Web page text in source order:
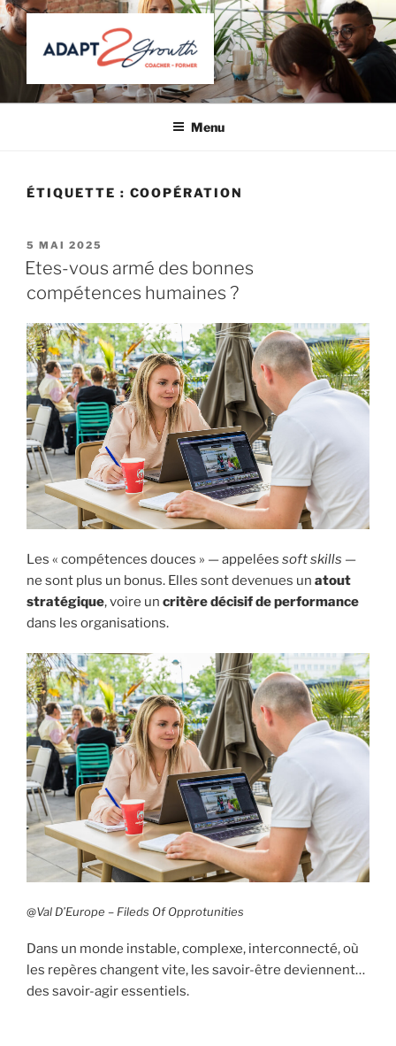
Aller
au
contenu
principal
ADAPT 2 GROWTH
Coacher – Former
Menu
ÉTIQUETTE : COOPÉRATION
PUBLIÉ
LE
5 MAI 2025
Etes-vous armé des bonnes
compétences humaines ?
Les « compétences douces » — appelées soft skills —
ne sont plus un bonus. Elles sont devenues un atout
stratégique, voire un critère décisif de performance
dans les organisations.
@Val D’Europe – Fileds Of Opprotunities
Dans un monde instable, complexe, interconnecté, où
les repères changent vite, les savoir-être deviennent…
des savoir-agir essentiels.